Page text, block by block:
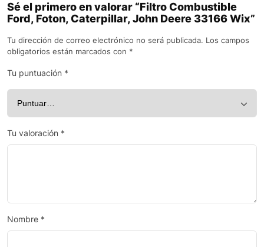
Sé el primero en valorar “Filtro Combustible
Ford, Foton, Caterpillar, John Deere 33166 Wix”
Tu dirección de correo electrónico no será publicada. Los campos
obligatorios están marcados con *
Tu puntuación *
Tu valoración *
Nombre *